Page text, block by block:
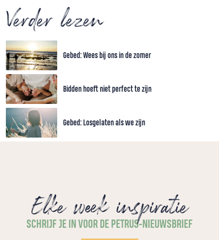
Verder lezen
Gebed: Wees bij ons in de zomer
Bidden hoeft niet perfect te zijn
Gebed: Losgelaten als we zijn
Elke week inspiratie
SCHRIJF JE IN VOOR DE PETRUS-NIEUWSBRIEF